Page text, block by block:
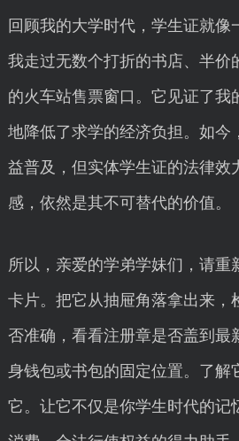
回顾我的大学时代，学生证就像
我走过无数个打折的书店、半价
的火车站售票窗口。它见证了我
地降低了求学的经济负担。如今
益普及，但实体学生证的法律效
感，依然是其不可替代的价值。
所以，亲爱的学弟学妹们，请重
卡片。把它从抽屉角落拿出来，
否准确，看看注册章是否盖到最
身钱包或书包的固定位置。了解
它。让它不仅是你学生时代的记